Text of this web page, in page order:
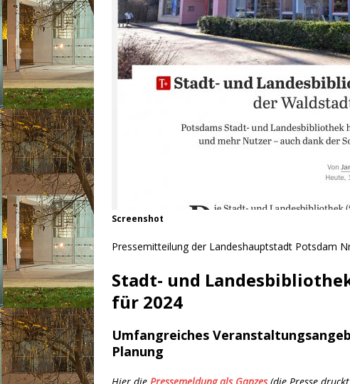
Screenshot
Pressemitteilung der Landeshauptstadt Potsdam
Stadt- und
für 2024
Umfangreiches
Planung